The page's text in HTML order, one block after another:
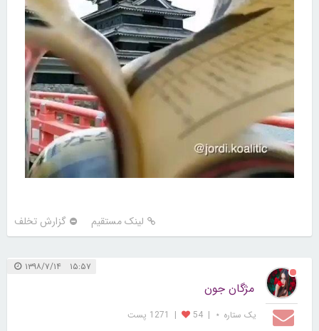
لینک مستقیم گزارش تخلف
۱۵:۵۷ ۱۳۹۸/۷/۱۴
مژگان جون
یک ستاره ⋆ |
54
| 1271 پست